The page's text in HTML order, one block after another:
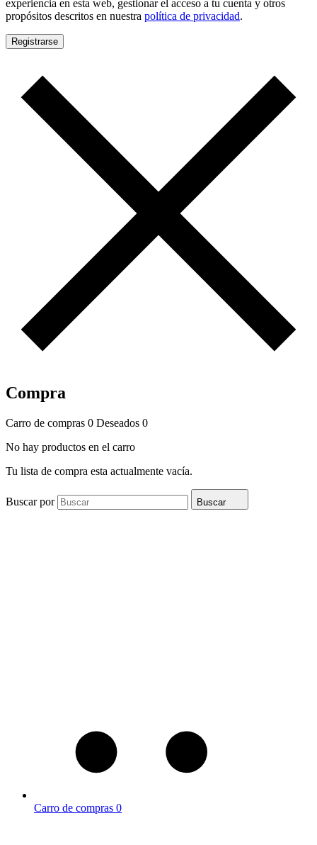
experiencia en esta web, gestionar el acceso a tu cuenta y otros
propósitos descritos en nuestra política de privacidad.
Registrarse
Compra
Carro de compras 0 Deseados 0
No hay productos en el carro
Tu lista de compra esta actualmente vacía.
Buscar por Buscar
Carro de compras 0